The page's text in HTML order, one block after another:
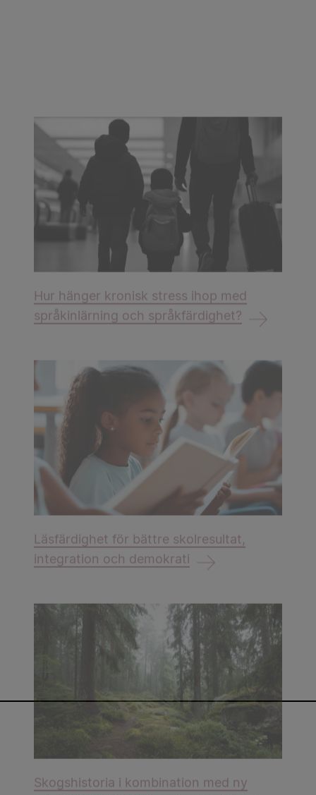
Hur hänger kronisk stress ihop med
språkinlärning och språkfärdighet?
Läsfärdighet för bättre skolresultat,
integration och demokrati
Skogshistoria i kombination med ny